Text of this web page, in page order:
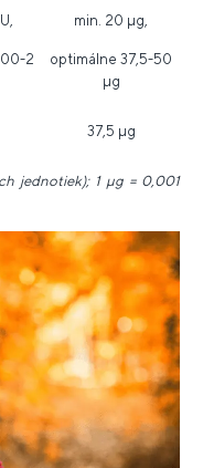
2
min. 20 μg,
optimálne 37,5-50
μg
37,5 μg
jednotiek); 1 μg = 0,001